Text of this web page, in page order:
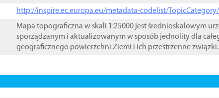
http://inspire.ec.europa.eu/metadata-codelist/
Mapa topograficzna w skali 1:25000 jest średnioskalowym
sporządzanym i aktualizowanym w sposób jednolity dla
geograficznego powierzchni Ziemi i ich przestrzenne związki.